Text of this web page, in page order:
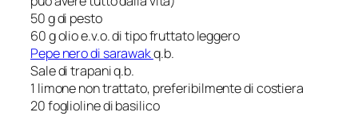
50 g di pesto
60 g olio e.v.o. di tipo fruttato leggero
Pepe nero di sarawakq.b.
Sale di trapani q.b.
1 limone non trattato, preferibilmente di costiera
20 foglioline di basilico